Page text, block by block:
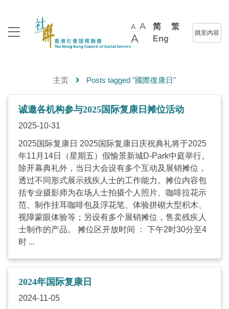
A A
A
简
繁
Eng
跳至內容
主页 Posts tagged "國際復康日"
诚邀各机构参与2025国际复康日摊位活动
2025-10-31
2025国际复康日 2025国际复康日庆祝典礼将于2025
年11月14日（星期五）假愉景新城D-Park中庭举行。
除开幕典礼外，当日大会设有多个互动及展销摊位，
透过不同形式展示残疾人士的工作能力。摊位内容包
括专业摄影师为在场人士拍摄个人照片、咖啡拉花示
范、制作挂耳咖啡包及浮花笔、体验拼砌大型积木、
视障蒙眼体验等；另设有多个展销摊位，售卖残疾人
士制作的产品。 摊位区开放时间 ： 下午2时30分至4
时 ...
2024年国际复康日
2024-11-05